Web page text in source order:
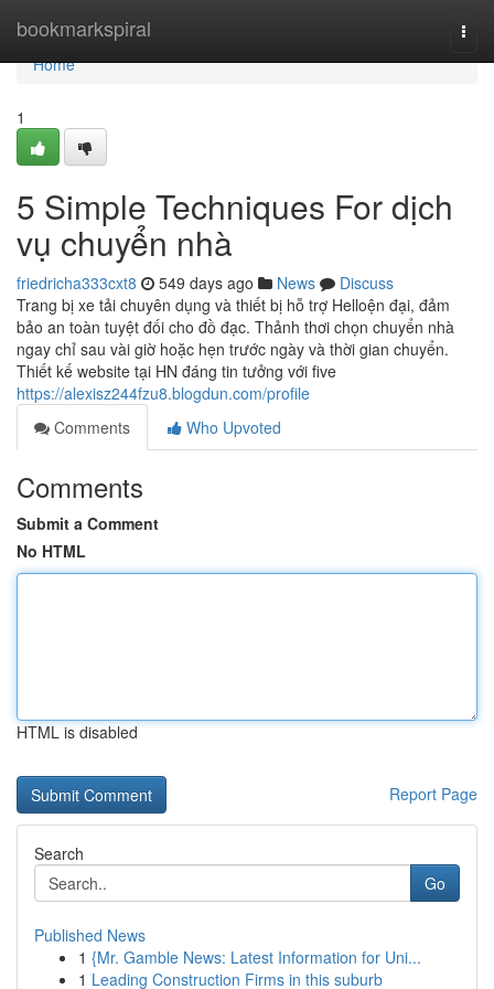
bookmarkspiral
Home
Home
1
5 Simple Techniques For dịch
vụ chuyển nhà
friedricha333cxt8 549 days ago News
Discuss
Trang bị xe tải chuyên dụng và thiết bị hỗ trợ Helloện đại, đảm
bảo an toàn tuyệt đối cho đồ đạc. Thảnh thơi chọn chuyển nhà
ngay chỉ sau vài giờ hoặc hẹn trước ngày và thời gian chuyển.
Thiết kế website tại HN đáng tin tưởng với five
https://alexisz244fzu8.blogdun.com/profile
Comments
Who Upvoted
Comments
Submit a Comment
No HTML
HTML is disabled
Report Page
Search
Go
Published News
1 {Mr. Gamble News: Latest Information for Uni...
1 Leading Construction Firms in this suburb